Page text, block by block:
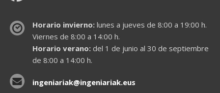
Horario invierno:lunes a jueves de 8:00 a 19:00 h.
Viernes de 8:00 a 14:00 h.
Horario verano:del 1 de junio al 30 de septiembre
de 8:00 a 14:00 h.
ingeniariak@ingeniariak.eus